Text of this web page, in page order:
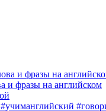
фразы на английском